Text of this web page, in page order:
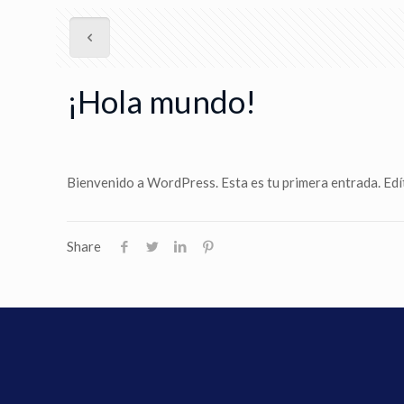
¡Hola mundo!
Bienvenido a WordPress. Esta es tu primera entrada.
Share